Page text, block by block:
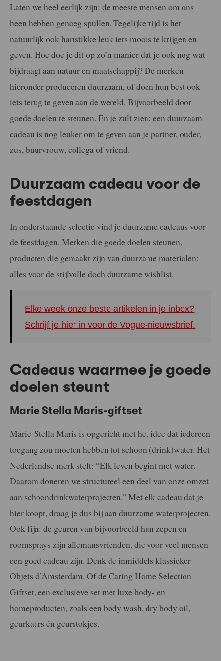
Laten we heel eerlijk zijn: de meeste mensen om ons
heen hebben genoeg spullen. Tegelijkertijd is het
natuurlijk ook hartstikke leuk iets moois te krijgen en
geven. Hoe doe je dit op zo’n manier dat je ook nog wat
bijdraagt aan natuur en maatschappij? De merken
hieronder produceren duurzaam, of doen hun best ook
iets terug te geven aan de wereld. Bijvoorbeeld door
goede doelen te steunen. En je zult zien: een duurzaam
cadeau is nog leuker om te geven aan je partner, ouder,
zus, buurvrouw, collega of vriend.
Duurzaam cadeau voor de
feestdagen
In onderstaande selectie vind je duurzame cadeaus voor
de feestdagen. Merken die goede doelen steunen,
producten die gemaakt zijn van duurzame materialen;
alles voor de stijlvolle doch duurzame wishlist.
Elke week onze beste artikelen in je inbox?
Schrijf je hier in voor de Vogue-nieuwsbrief.
Cadeaus waarmee je goede
doelen steunt
Marie Stella Maris-giftset
Marie-Stella Maris is opgericht met het idee dat iedereen
toegang zou moeten hebben tot schoon (drink)water. Het
Nederlandse merk stelt: “Elk leven begint met water.
Daarom doneren we structureel een deel van onze omzet
aan schoondrinkwaterprojecten.” Met elk cadeau dat je
hier koopt, draag je dus bĳ aan duurzame waterprojecten.
Ook fijn: de geuren van bijvoorbeeld hun zepen en
roomsprays zijn allemansvrienden, die voor veel mensen
een goed cadeau zijn. Denk de inmiddels klassieker
Objets d’Amsterdam. Of de Caring Home Selection
Giftset, een exclusieve set met luxe body- en
homeproducten, zoals een body wash, dry body oil,
geurkaars én geurstokjes.